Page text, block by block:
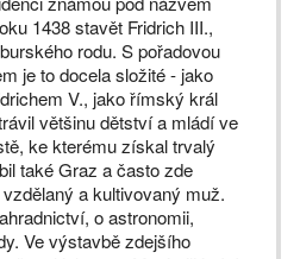
1438 stavět Fridrich III.,
rodu. S pořadovou
je to docela složité - jako
V., jako římský král
většinu dětství a mládí ve
ke kterému získal trvalý
také Graz a často zde
a kultivovaný muž.
o astronomii,
Ve výstavbě zdejšího